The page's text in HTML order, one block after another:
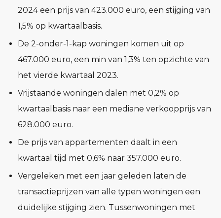
2024 een prijs van 423.000 euro, een stijging van
1,5% op kwartaalbasis.
De 2-onder-1-kap woningen komen uit op
467.000 euro, een min van 1,3% ten opzichte van
het vierde kwartaal 2023.
Vrijstaande woningen dalen met 0,2% op
kwartaalbasis naar een mediane verkoopprijs van
628.000 euro.
De prijs van appartementen daalt in een
kwartaal tijd met 0,6% naar 357.000 euro.
Vergeleken met een jaar geleden laten de
transactieprijzen van alle typen woningen een
duidelijke stijging zien. Tussenwoningen met